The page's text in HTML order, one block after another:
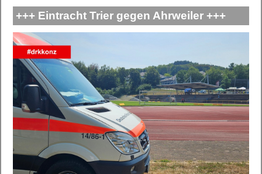
+++ Eintracht Trier gegen Ahrweiler +++